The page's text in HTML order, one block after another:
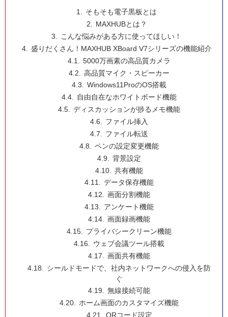
そもそも電子黒板とは
MAXHUBとは？
こんな悩みがある方に使ってほしい！
盛りだくさん！MAXHUB XBoard V7シリーズの機能紹介
5000万画素の高品質カメラ
高品質マイク・スピーカー
Windows11ProのOS搭載
自由自在なホワイトボード機能
ディスカッションが捗るメモ機能
ファイル挿入
ファイル転送
ペンの設定変更機能
背景設定
共有機能
データ保存機能
画面分割機能
アンケート機能
画面録画機能
プライバシークリーン機能
ウェブ会議ツール搭載
画面共有機能
シールドモードで、社内ネットワークへの侵入を防
ぐ
無線接続可能
ホーム画面のカスタマイズ機能
QRコード設定